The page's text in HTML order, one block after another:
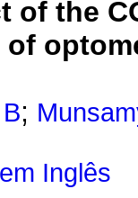
of the
of
;
Inglês